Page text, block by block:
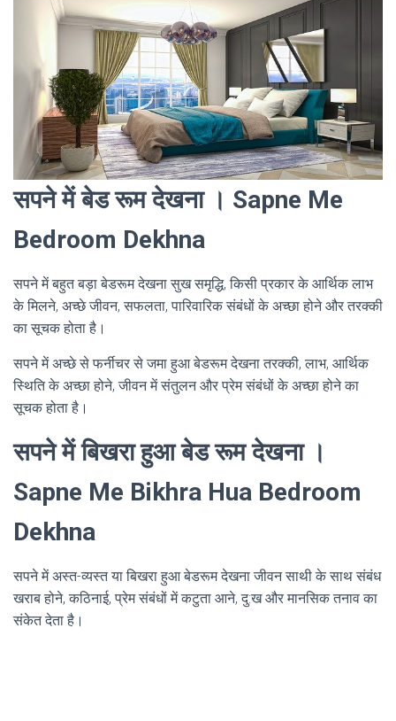
सपने में बेड रूम देखना । Sapne Me
Bedroom Dekhna
सपने में बहुत बड़ा बेडरूम देखना सुख समृद्धि, किसी प्रकार के आर्थिक लाभ
के मिलने, अच्छे जीवन, सफलता, पारिवारिक संबंधों के अच्छा होने और तरक्की
का सूचक होता है।
सपने में अच्छे से फर्नीचर से जमा हुआ बेडरूम देखना तरक्की, लाभ, आर्थिक
स्थिति के अच्छा होने, जीवन में संतुलन और प्रेम संबंधों के अच्छा होने का
सूचक होता है।
सपने में बिखरा हुआ बेड रूम देखना ।
Sapne Me Bikhra Hua Bedroom
Dekhna
सपने में अस्त-व्यस्त या बिखरा हुआ बेडरूम देखना जीवन साथी के साथ संबंध
खराब होने, कठिनाई, प्रेम संबंधों में कटुता आने, दु:ख और मानसिक तनाव का
संकेत देता है।